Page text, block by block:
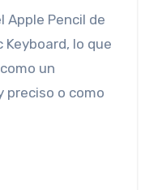
Apple Pencil de
lo que
un
preciso o como